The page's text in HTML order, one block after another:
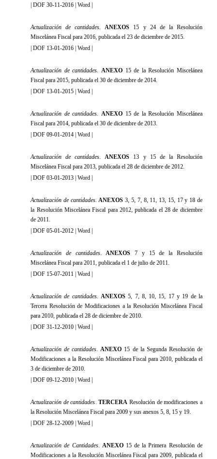
|DOF 30-11-2016 Word
Actualización de cantidades.ANEXOS 15 y 24 de la Resolución
Miscelánea Fiscal para 2016, publicada el 23 de diciembre de 2015.
|DOF 13-01-2016 Word
Actualización de cantidades. ANEXO15 de la Resolución Miscelánea
Fiscal para 2015, publicada el 30 de diciembre de 2014.
|DOF 13-01-2015 Word
Actualización de cantidades. ANEXO15 de la Resolución Miscelánea
Fiscal para 2014, publicada el 30 de diciembre de 2013.
|DOF 09-01-2014 Word
Actualización de cantidades.ANEXOS 13 y 15 de la Resolución
Miscelánea Fiscal para 2013, publicada el 28 de diciembre de 2012.
|DOF 03-01-2013 Word
Actualización de cantidades.ANEXOS 3, 5, 7, 8, 11, 13, 15, 17 y 18 de
la Resolución Miscelánea Fiscal para 2012, publicada el 28 de diciembre
de 2011.
|DOF 05-01-2012 Word
Actualización de cantidades.ANEXOS 7 y 15 de la Resolución
Miscelánea Fiscal para 2011, publicada el 1 de julio de 2011.
|DOF 15-07-2011 Word
Actualización de cantidades.ANEXOS 5, 7, 8, 10, 15, 17 y 19 de la
Tercera Resolución de Modificaciones a la Resolución Miscelánea Fiscal
para 2010, publicada el 28 de diciembre de 2010.
|DOF 31-12-2010 Word
Actualización de cantidades.ANEXO 15 de la Segunda Resolución de
Modificaciones a la Resolución Miscelánea Fiscal para 2010, publicada el
3 de diciembre de 2010.
|DOF 09-12-2010 Word
Actualización de cantidades.TERCERA Resolución de modificaciones a
la Resolución Miscelánea Fiscal para 2009 y sus anexos 5, 8, 15 y 19.
|DOF 28-12-2009 Word
Actualización de Cantidades. ANEXO15 de la Primera Resolución de
Modificaciones a la Resolución Miscelánea Fiscal para 2009, publicada el